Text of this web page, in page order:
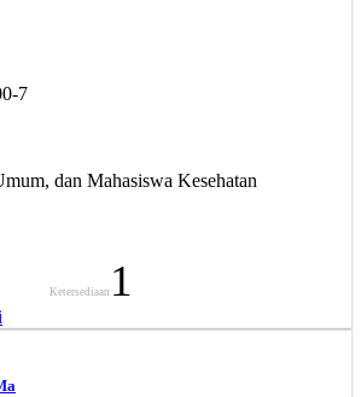
7
dan Mahasiswa Kesehatan
Ketersediaan 1